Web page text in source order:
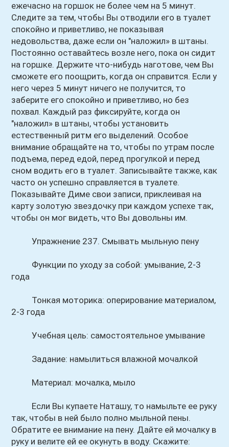
ежечасно на горшок не более чем на 5 минут.
Следите за тем, чтобы Вы отводили его в туалет
спокойно и приветливо, не показывая
недовольства, даже если он "наложил» в штаны.
Постоянно оставайтесь возле него, пока он сидит
на горшке. Держите что-нибудь наготове, чем Вы
сможете его поощрить, когда он справится. Если у
него через 5 минут ничего не получится, то
заберите его спокойно и приветливо, но без
похвал. Каждый раз фиксируйте, когда он
"наложил» в штаны, чтобы установить
естественный ритм его выделений. Особое
внимание обращайте на то, чтобы по утрам после
подъема, перед едой, перед прогулкой и перед
сном водить его в туалет. Записывайте также, как
часто он успешно справляется в туалете.
Показывайте Диме свои записи, приклеивая на
карту золотую звездочку при каждом успехе так,
чтобы он мог видеть, что Вы довольны им.
Упражнение 237. Смывать мыльную пену
Функции по уходу за собой: умывание, 2-3
года
Тонкая моторика: оперирование материалом,
2-3 года
Учебная цель: самостоятельное умывание
Задание: намылиться влажной мочалкой
Материал: мочалка, мыло
Если Вы купаете Наташу, то намыльте ее руку
так, чтобы в ней было полно мыльной пены.
Обратите ее внимание на пену. Дайте ей мочалку в
руку и велите ей ее окунуть в воду. Скажите: